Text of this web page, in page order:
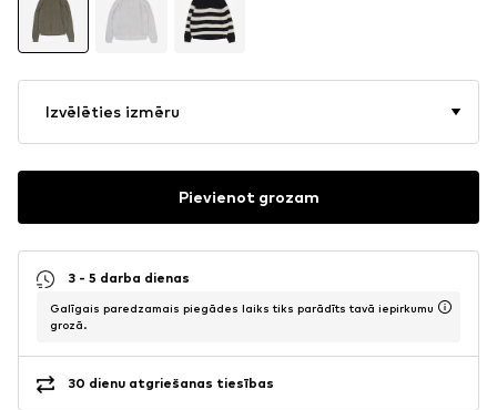
Izvēlēties izmēru
Pievienot grozam
3 - 5 darba dienas
Galīgais paredzamais piegādes laiks tiks parādīts tavā iepirkumu
grozā.
30 dienu atgriešanas tiesības